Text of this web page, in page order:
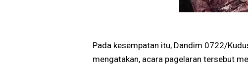
Pada kesempatan itu, Dandim 0722/
mengatakan, acara pagelaran tersebut